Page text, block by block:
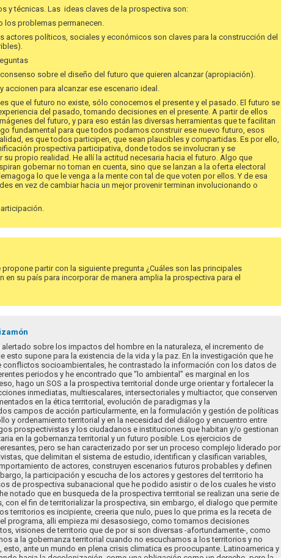
y técnicas. Las ideas claves de la prospectiva son:
los problemas permanecen.
actores políticos, sociales y económicos son claves para la construcción del
sobre el diseño del futuro que quieren alcanzar (apropiación).
accionen para alcanzar ese escenario ideal.
que el futuro no existe, sólo conocemos el presente y el pasado. El futuro se
del pasado, tomando decisiones en el presente. A partir de ellos
del futuro, y para eso están las diversas herramientas que te facilitan
fundamental para que todos podamos construir ese nuevo futuro, esos
es que todos participen, que sean plaucibles y compartidas. Es por ello,
prospectiva participativa, donde todos se involucran y se
su propio realidad. He allí la actitud necesaria hacia el futuro. Algo que
gobernar no toman en cuenta, sino que se lanzan a la oferta electoral
lo que le venga a la mente con tal de que voten por ellos. Y de esa
en vez de cambiar hacia un mejor provenir terminan involucionando o
partir con la siguiente pregunta ¿Cuáles son las principales
en su país para incorporar de manera amplia la prospectiva para el
sobre los impactos del hombre en la naturaleza, el incremento de
esto supone para la existencia de la vida y la paz. En la investigación que he
conflictos socioambientales, he contrastado la información con los datos de
periodos y he encontrado que “lo ambiental” es marginal en los
hago un SOS a la prospectiva territorial donde urge orientar y fortalecer la
inmediatas, multiescalares, intersectoriales y multiactor, que conserven
en la ética territorial, evolución de paradigmas y la
campos de acción particularmente, en la formulación y gestión de políticas
y ordenamiento territorial y en la necesidad del diálogo y encuentro entre
prospectivistas y los ciudadanos e instituciones que habitan y/o gestionan
en la gobernanza territorial y un futuro posible. Los ejercicios de
pero se han caracterizado por ser un proceso complejo liderado por
que delimitan el sistema de estudio, identifican y clasifican variables,
de actores, construyen escenarios futuros probables y definen
la participación y escucha de los actores y gestores del territorio ha
de prospectiva subanacional que he podido asistir o de los cuales he visto
notado que en busqueda de la prospectiva territorial se realizan una serie de
con el fin de territorializar la prospectiva, sin embargo, el dialogo que permite
territorios es incipiente, creeria que nulo, pues lo que prima es la receta de
programa, alli empieza mi desasosiego, como tomamos decisiones
visiones de territorio que de por si son diversas -afortundamente-, como
a la gobernanza territorial cuando no escuchamos a los territorios y no
ante un mundo en plena crisis climatica es proocupante. Latinoamerica y